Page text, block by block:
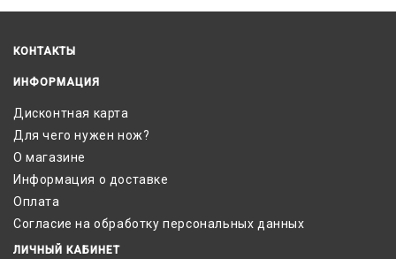
КОНТАКТЫ
ИНФОРМАЦИЯ
Дисконтная карта
Для чего нужен нож?
О магазине
Информация о доставке
Оплата
Согласие на обработку персональных данных
ЛИЧНЫЙ КАБИНЕТ